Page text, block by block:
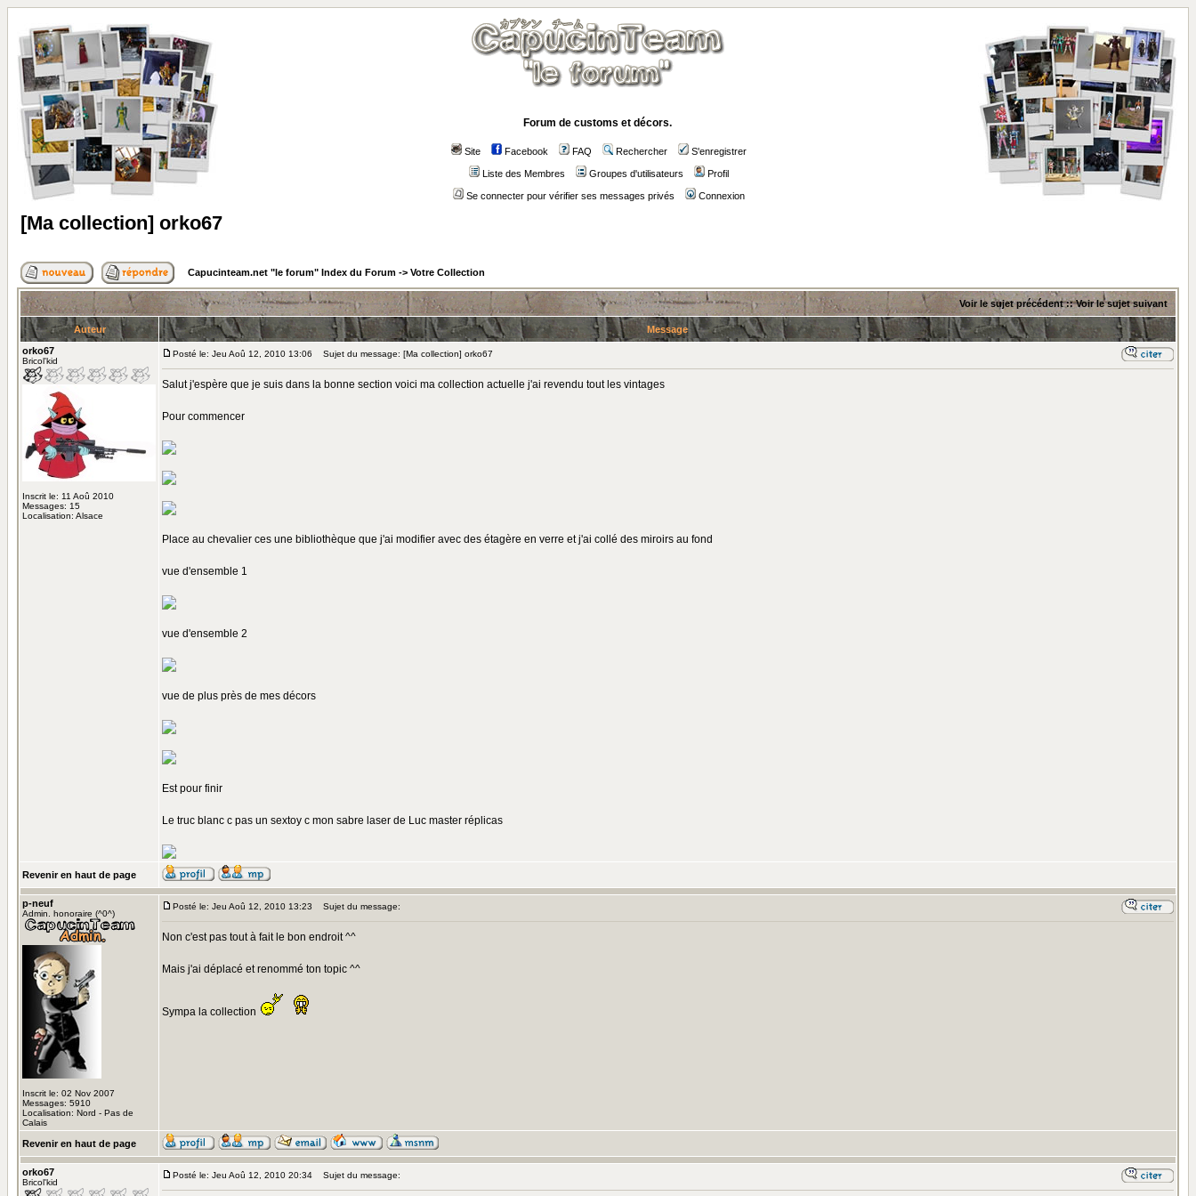
Forum de customs et décors.
Site Facebook FAQ Rechercher S'enregistrer
Liste des Membres Groupes d'utilisateurs Profil
Se connecter pour vérifier ses messages privés Connexion
[Ma collection] orko67
Capucinteam.net "le forum" Index du Forum -> Votre Collection
Voir le sujet précédent::Voir le sujet suivant
Auteur
Message
orko67
Bricol'kid
Inscrit le: 11 Aoû 2010
Messages: 15
Localisation: Alsace
Posté le: Jeu Aoû 12, 2010 13:06 Sujet du message: [Ma collection] orko67
Salut j'espère que je suis dans la bonne section voici ma collection actuelle j'ai revendu tout les vintages
Pour commencer
Place au chevalier ces une bibliothèque que j'ai modifier avec des étagère en verre et j'ai collé des miroirs au fond
vue d'ensemble 1
vue d'ensemble 2
vue de plus près de mes décors
Est pour finir
Le truc blanc c pas un sextoy c mon sabre laser de Luc master réplicas
Revenir en haut de page
p-neuf
Admin. honoraire (^0^)
Inscrit le: 02 Nov 2007
Messages: 5910
Localisation: Nord - Pas de
Calais
Posté le: Jeu Aoû 12, 2010 13:23 Sujet du message:
Non c'est pas tout à fait le bon endroit ^^
Mais j'ai déplacé et renommé ton topic ^^
Sympa la collection
Revenir en haut de page
orko67
Bricol'kid
Posté le: Jeu Aoû 12, 2010 20:34 Sujet du message: